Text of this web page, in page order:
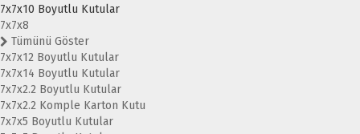
7x7x10 Boyutlu Kutular
7x7x8
Tümünü Göster
7x7x12 Boyutlu Kutular
7x7x14 Boyutlu Kutular
7x7x2.2 Boyutlu Kutular
7x7x2.2 Komple Karton Kutu
7x7x5 Boyutlu Kutular